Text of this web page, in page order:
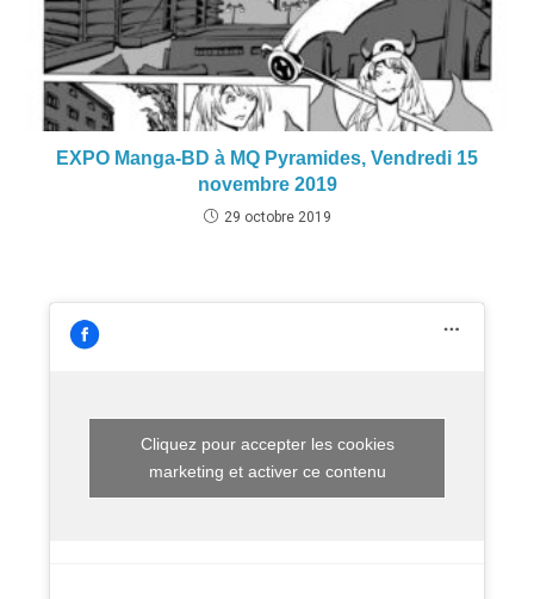
EXPO Manga-BD à MQ Pyramides, Vendredi 15
novembre 2019
29 octobre 2019
Cliquez pour accepter les cookies
marketing et activer ce contenu